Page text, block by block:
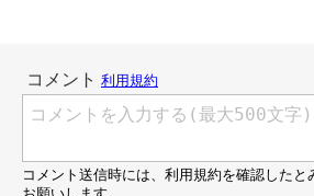
この魚のおもちゃは、電池を入れたらしっぽが
のおもちゃが大好きだったようで、カミカミし
して遊んでいたのだとか。その結果、縫い目か